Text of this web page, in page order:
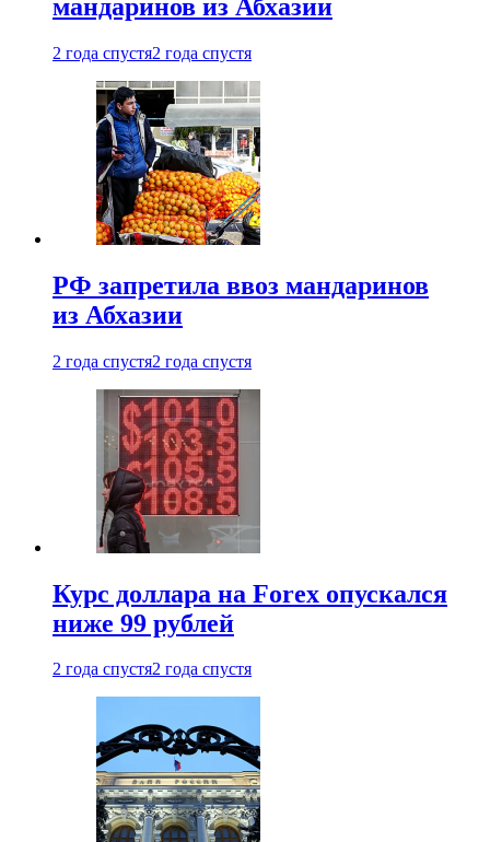
мандаринов из Абхазии
2 года спустя2 года спустя
РФ запретила ввоз мандаринов
из Абхазии
2 года спустя2 года спустя
Курс доллара на Forex опускался
ниже 99 рублей
2 года спустя2 года спустя